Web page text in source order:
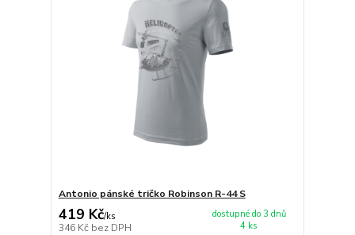
Antonio pánské tričko Robinson R-44 S
419 Kč/ks
346 Kč bez DPH
dostupné do 3 dnů
4 ks